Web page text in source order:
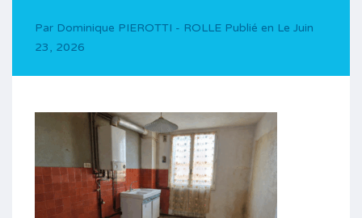
Par Dominique PIEROTTI - ROLLE Publié en Le Juin
23, 2026